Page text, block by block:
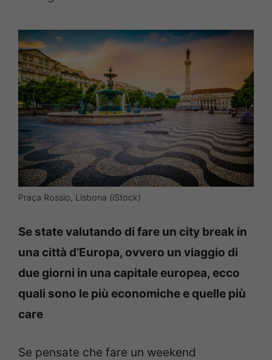
Praça Rossio, Lisbona (iStock)
Se state valutando di fare un city break in
una città d’Europa, ovvero un viaggio di
due giorni in una capitale europea, ecco
quali sono le più economiche e quelle più
care
Se pensate che fare un weekend